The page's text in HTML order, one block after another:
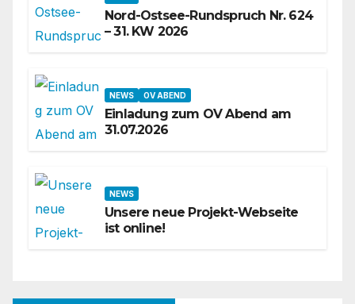
Nord-Ostsee-Rundspruch Nr. 624
– 31. KW 2026
NEWS OV ABEND
Einladung zum OV Abend am
31.07.2026
NEWS
Unsere neue Projekt-Webseite
ist online!